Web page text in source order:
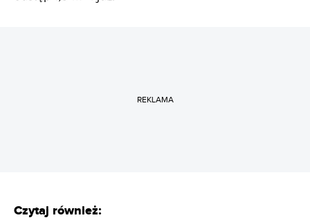
REKLAMA
Czytaj również: